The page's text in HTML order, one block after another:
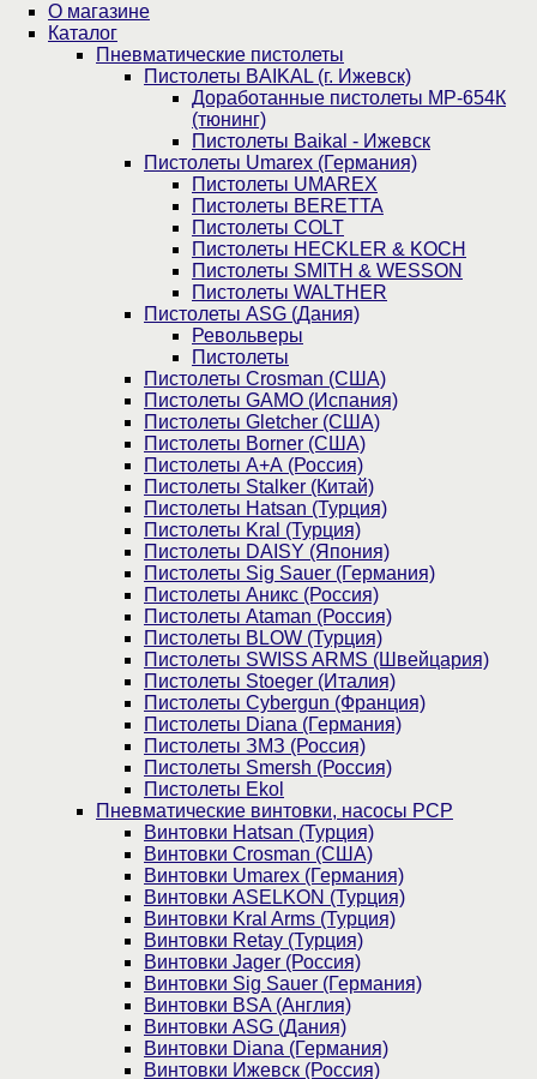
О магазине
Каталог
Пнев­ма­ти­чес­кие пистолеты
Пистолеты BAIKAL (г. Ижевск)
Доработанные пистолеты МР-654К
(тюнинг)
Пистолеты Baikal - Ижевск
Пистолеты Umarex (Германия)
Пистолеты UMAREX
Пистолеты BERETTA
Пистолеты COLT
Пистолеты HECKLER & KOCH
Пистолеты SMITH & WESSON
Пистолеты WALTHER
Пистолеты ASG (Дания)
Револьверы
Пистолеты
Пистолеты Crosman (США)
Пистолеты GAMO (Испания)
Пистолеты Gletcher (США)
Пистолеты Borner (США)
Пистолеты А+А (Россия)
Пистолеты Stalker (Китай)
Пистолеты Hatsan (Турция)
Пистолеты Kral (Турция)
Пистолеты DAISY (Япония)
Пистолеты Sig Sauer (Германия)
Пистолеты Аникс (Россия)
Пистолеты Ataman (Россия)
Пистолеты BLOW (Турция)
Пистолеты SWISS ARMS (Швейцария)
Пистолеты Stoeger (Италия)
Пистолеты Cybergun (Франция)
Пистолеты Diana (Германия)
Пистолеты ЗМЗ (Россия)
Пистолеты Smersh (Россия)
Пистолеты Ekol
Пневматические винтовки, насосы PCP
Винтовки Hatsan (Турция)
Винтовки Crosman (США)
Винтовки Umarex (Германия)
Винтовки ASELKON (Турция)
Винтовки Kral Arms (Турция)
Винтовки Retay (Турция)
Винтовки Jager (Россия)
Винтовки Sig Sauer (Германия)
Винтовки BSA (Англия)
Винтовки ASG (Дания)
Винтовки Diana (Германия)
Винтовки Ижевск (Россия)